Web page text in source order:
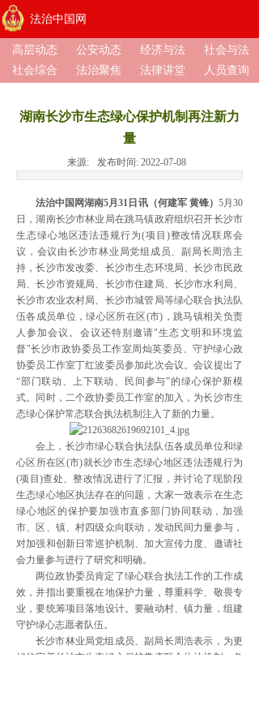
法治中国网
高层动态 公安动态 经济与法
社会与法
社会综合
法治聚焦 法律讲堂 人员查询
湖南长沙市生态绿心保护机制再注新力
量
来源: 发布时间: 2022-07-08
法治中国网湖南5月31日讯（何建军 黄锋） 5月30
日，湖南长沙市林业局在跳马镇政府组织召开长沙市
生态绿心地区违法违规行为(项目)整改情况联席会
议，会议由长沙市林业局党组成员、副局长周浩主
持，长沙市发改委、长沙市生态环境局、长沙市民政
局、长沙市资规局、长沙市住建局、长沙市水利局、
长沙市农业农村局、长沙市城管局等绿心联合执法队
伍各成员单位，绿心区所在区(市)，跳马镇相关负责
人参加会议。会议还特别邀请"生态文明和环境监
督"长沙市政协委员工作室周灿英委员、守护绿心政
协委员工作室丁红波委员参加此次会议。会议提出了
“部门联动、上下联动、民间参与”的绿心保护新模
式。同时，二个政协委员工作室的加入，为长沙市生
态绿心保护常态联合执法机制注入了新的力量。
会上，长沙市绿心联合执法队伍各成员单位和绿
心区所在区(市)就长沙市生态绿心地区违法违规行为
(项目)查处、整改情况进行了汇报，并讨论了现阶段
生态绿心地区执法存在的问题，大家一致表示在生态
绿心地区的保护要加强市直多部门协同联动，加强
市、区、镇、村四级众向联动，发动民间力量参与，
对加强和创新日常巡护机制、加大宣传力度、邀请社
会力量参与进行了研究和明确。
两位政协委员肯定了绿心联合执法工作的工作成
效，并指出要重视在地保护力量，尊重科学、敬畏专
业，要统筹项目落地设计。要融动村、镇力量，组建
守护绿心志愿者队伍。
长沙市林业局党组成员、副局长周浩表示，为更
好的完善长沙市生态绿心保护常态联合执法机制，各